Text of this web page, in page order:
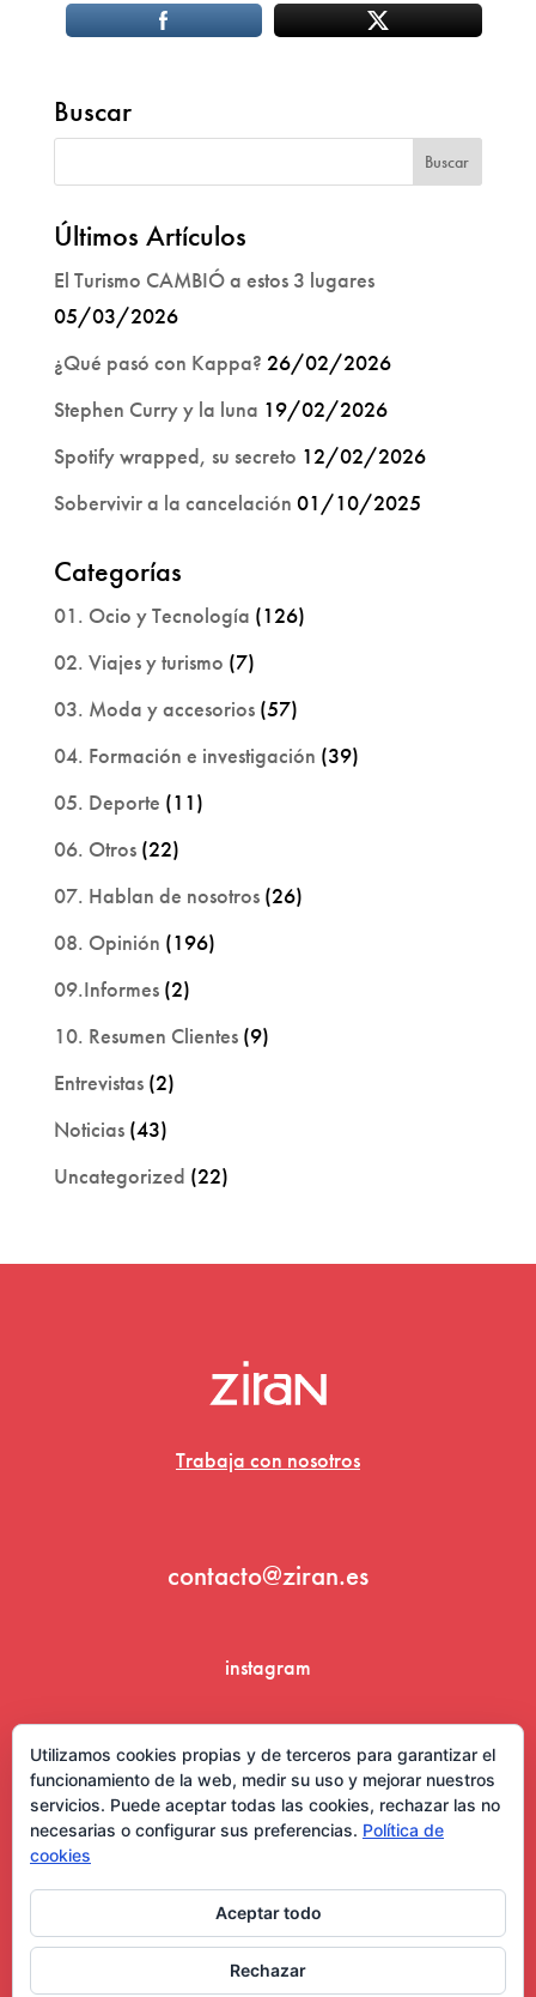
Buscar
Últimos Artículos
El Turismo CAMBIÓ a estos 3 lugares
05/03/2026
¿Qué pasó con Kappa? 26/02/2026
Stephen Curry y la luna 19/02/2026
Spotify wrapped, su secreto 12/02/2026
Sobervivir a la cancelación 01/10/2025
Categorías
01. Ocio y Tecnología (126)
02. Viajes y turismo (7)
03. Moda y accesorios(57)
04. Formación e investigación (39)
05. Deporte (11)
06. Otros(22)
07. Hablan de nosotros(26)
08. Opinión (196)
09.Informes(2)
10. Resumen Clientes(9)
Entrevistas(2)
Noticias(43)
Uncategorized (22)
Trabaja con nosotros
contacto@ziran.es
instagram
Aviso Legal y Condiciones de Uso
Utilizamos cookies propias y de terceros para garantizar el
funcionamiento de la web, medir su uso y mejorar nuestros
servicios. Puede aceptar todas las cookies, rechazar las no
necesarias o configurar sus preferencias. Política de
cookies
Aceptar todo
Rechazar